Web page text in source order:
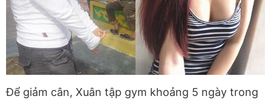
Để giảm cân, Xuân tập gym khoảng 5 ngày trong